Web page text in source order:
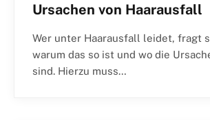
Ursachen von Haarausfall
Wer unter Haarausfall leidet, fragt
warum das so ist und wo die
sind. Hierzu muss…